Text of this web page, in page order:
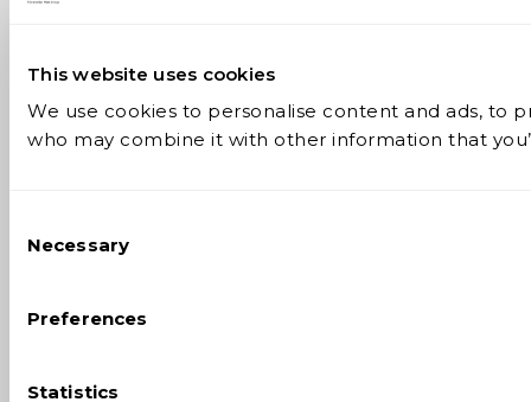
This website uses cookies
We use cookies to personalise content and ads, to
who may combine it with other information that
Selection
Necessary
Preferences
Statistics